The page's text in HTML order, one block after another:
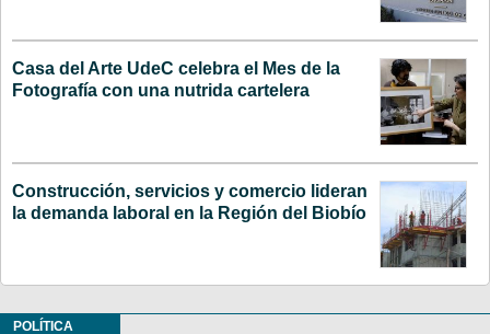
Casa del Arte UdeC celebra el Mes de la
Fotografía con una nutrida cartelera
Construcción, servicios y comercio lideran
la demanda laboral en la Región del Biobío
POLÍTICA